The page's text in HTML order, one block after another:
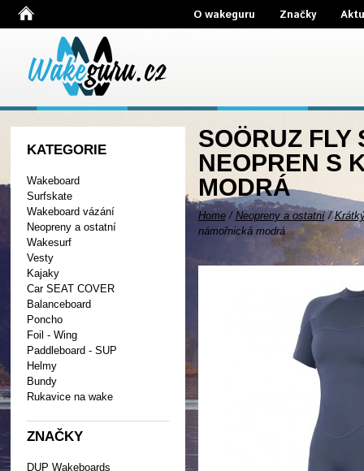
O wakeguru Značky
KATEGORIE
Wakeboard
Surfskate
Wakeboard vázání
Neopreny a ostatní
Wakesurf
Vesty
Kajaky
Car SEAT COVER
Balanceboard
Poncho
Foil - Wing
Paddleboard - SUP
Helmy
Bundy
Rukavice na wake
ZNAČKY
DUP Wakeboards
SOÖRUZ FLY
NEOPREN S
MODRÁ
Home/ Neopreny a ostatní/
námořnická modrá